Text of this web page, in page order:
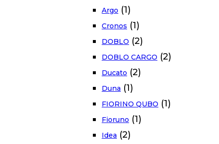
Argo (1)
Cronos (1)
DOBLO (2)
DOBLO CARGO (2)
Ducato (2)
Duna (1)
FIORINO QUBO (1)
Fioruno (1)
Idea (2)